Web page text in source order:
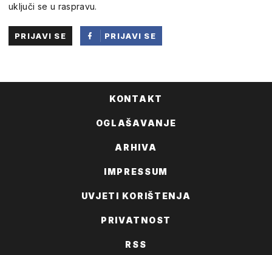
uključi se u raspravu.
PRIJAVI SE
PRIJAVI SE
KONTAKT
OGLAŠAVANJE
ARHIVA
IMPRESSUM
UVJETI KORIŠTENJA
PRIVATNOST
RSS